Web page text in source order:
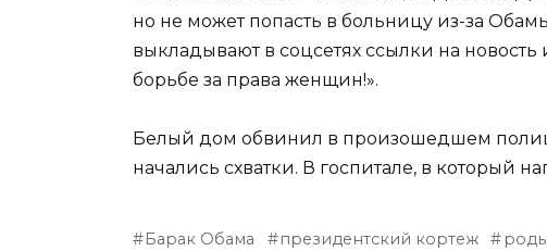
но не может попасть в больницу из-за
выкладывают в соцсетях ссылки на
борьбе за права женщин!».
Белый дом обвинил в произошедшем
начались схватки. В госпитале, в который
Барак Обама президентский кортеж роды